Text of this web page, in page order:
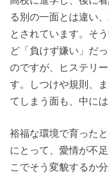
る別の一面とは違い
とされています。そ
ど「負けず嫌い」だ
のですが、ヒステリ
す。しつけや規則、
てしまう面も、中に
裕福な環境で育った
にとって、愛情が不
こでそう変貌するか